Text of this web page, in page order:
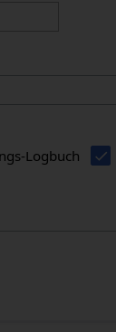
Logbuch